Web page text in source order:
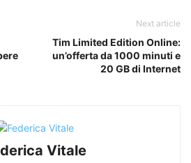
Next article
Tim Limited Edition Online:
un’offerta da 1000 minuti e
20 GB di Internet
Vitale